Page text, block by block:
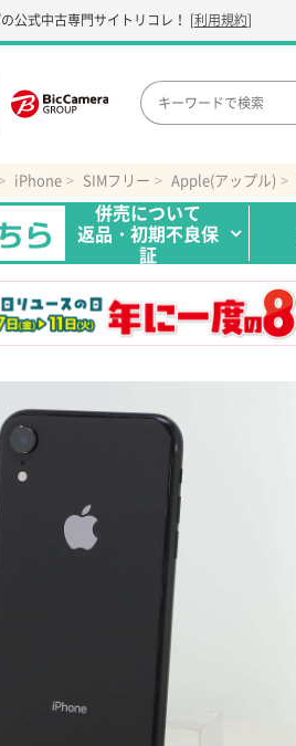
公式中古専門サイト リコレ！ [利用規約]
iPhone SIMフリー Apple(アップル)
併売について
返品・初期不良保
証